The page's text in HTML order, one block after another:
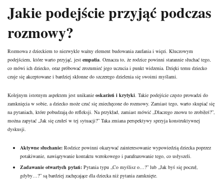
Jakie podejście przyjąć podczas
rozmowy?
Rozmowa z dzieckiem to niezwykle ważny element budowania zaufania i więzi. Kluczowym
podejściem, które warto przyjąć, jest empatia . Oznacza to, że rodzice powinni starannie słuchać tego,
co mówi ich dziecko, oraz próbować zrozumieć jego uczucia i punkt widzenia. Dzięki temu dziecko
czuje się akceptowane i bardziej skłonne do szczerego dzielenia się swoimi myślami.
Kolejnym istotnym aspektem jest unikanie oskarżeń i krytyki . Takie podejście często prowadzi do
zamknięcia w sobie, a dziecko może czuć się zniechęcone do rozmowy. Zamiast tego, warto skupiać się
na pytaniach, które pobudzają do refleksji. Na przykład, zamiast mówić „Dlaczego znowu to zrobiłeś?”,
można zapytać „Jak się czułeś w tej sytuacji?” Taka zmiana perspektywy sprzyja konstruktywnej
dyskusji.
Aktywne słuchanie: Rodzice powinni okazywać zainteresowanie wypowiedzią dziecka poprzez
potakiwanie, nawiązywanie kontaktu wzrokowego i parafrazowanie tego, co usłyszeli.
Zadawanie otwartych pytań: Pytania typu „Co myślisz o…?” lub „Jak byś się poczuł,
gdyby…?” są bardziej zachęcające dla dziecka niż pytania zamknięte.